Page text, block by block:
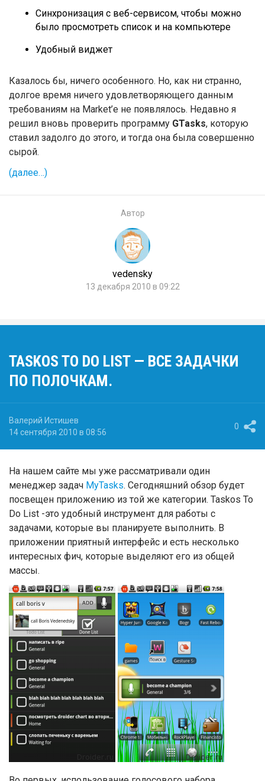
Синхронизация с веб-сервисом, чтобы можно
было просмотреть список и на компьютере
Удобный виджет
Казалось бы, ничего особенного. Но, как ни странно,
долгое время ничего удовлетворяющего данным
требованиям на Market’е не появлялось. Недавно я
решил вновь проверить программу GTasks, которую
ставил задолго до этого, и тогда она была совершенно
сырой.
(далее…)
Автор
vedensky
13 декабря 2010 в 09:22
TASKOS TO DO LIST — ВСЕ ЗАДАЧКИ
ПО ПОЛОЧКАМ.
Валерий Истишев
14 сентября 2010 в 08:56
0
На нашем сайте мы уже рассматривали один
менеджер задач MyTasks. Сегодняшний обзор будет
посвещен приложению из той же категории. Taskos To
Do List -это удобный инструмент для работы с
задачами, которые вы планируете выполнить. В
приложении приятный интерфейс и есть несколько
интересных фич, которые выделяют его из общей
массы.